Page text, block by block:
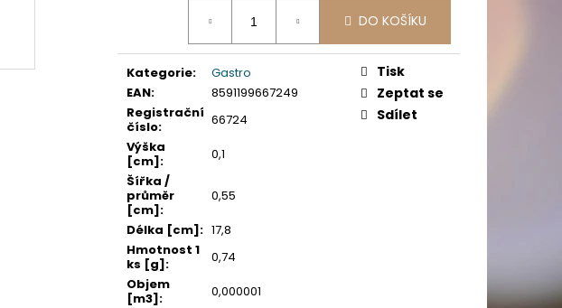
DO KOŠÍKU
Kategorie:
Gastro
EAN:
8591199667249
Registrační
číslo:
66724
Výška
[cm]:
0,1
Šířka /
průměr
[cm]:
0,55
Délka [cm]: 17,8
Hmotnost 1
ks [g]:
0,74
Objem
[m3]:
0,000001
Tisk
Zeptat se
Sdílet
ETIKETY SAMOLEPICÍ 70X37 MM POTISK